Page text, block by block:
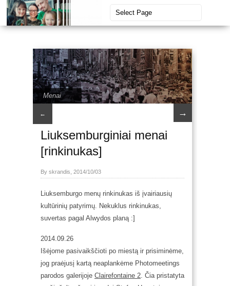
Menai
← →
Liuksemburginiai menai
[rinkinukas]
By skrandis, 2014/10/03
Liuksemburgo menų rinkinukas iš įvairiausių
kultūrinių patyrimų. Nekuklus rinkinukas,
suvertas pagal Alwydos planą :]
2014.09.26
Išėjome pasivaikščioti po miestą ir prisiminėme,
jog praėjusį kartą neaplankėme Photomeetings
parodos galerijoje Clairefontaine 2. Čia pristatyta